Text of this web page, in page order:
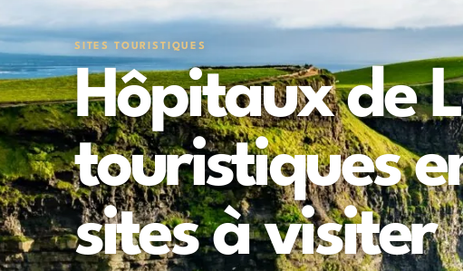
SITES TOURISTIQUES
Hôpitaux de
touristiques
sites à visiter